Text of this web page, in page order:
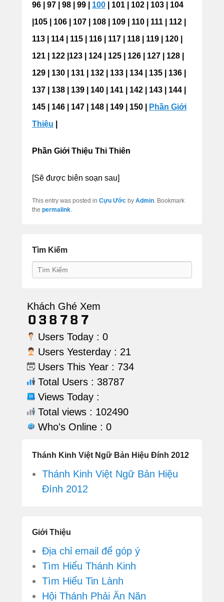
96 | 97 | 98 | 99 | 100 | 101 | 102 | 103 | 104
|105 | 106 | 107 | 108 | 109 | 110 | 111 | 112 |
113 | 114 | 115 | 116 | 117 | 118 | 119 | 120 |
121 | 122 |123 | 124 | 125 | 126 | 127 | 128 |
129 | 130 | 131 | 132 | 133 | 134 | 135 | 136 |
137 | 138 | 139 | 140 | 141 | 142 | 143 | 144 |
145 | 146 | 147 | 148 | 149 | 150 |
Phần Giới
Thiệu
Phần Giới Thiệu Thi Thiên
[Sẽ được biên soạn sau]
This entry was posted in Cựu Ước by Admin. Bookmark
the permalink.
Tìm Kiếm
Search
Khách Ghé Xem
Users Today : 0
Users Yesterday : 21
Users This Year : 734
Total Users : 38787
Views Today :
Total views : 102490
Who's Online : 0
Thánh Kinh Việt Ngữ Bản Hiệu Đính 2012
Thánh Kinh Việt Ngữ Bản Hiệu
Đính 2012
Giới Thiệu
Địa chỉ email để góp ý
Tìm Hiểu Thánh Kinh
Tìm Hiểu Tin Lành
Hội Thánh Phải Ăn Năn